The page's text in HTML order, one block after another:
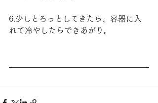
6.少しとろっとしてきたら、容器に入
れて冷やしたらできあがり。